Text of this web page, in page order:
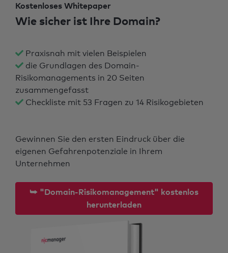
Kostenloses Whitepaper
Wie sicher ist Ihre Domain?
Praxisnah mit vielen Beispielen
die Grundlagen des Domain-
Risikomanagements in 20 Seiten
zusammengefasst
Checkliste mit 53 Fragen zu 14 Risikogebieten
Gewinnen Sie den ersten Eindruck über die
eigenen Gefahrenpotenziale in Ihrem
Unternehmen
⮩ "Domain-Risikomanagement" kostenlos
herunterladen